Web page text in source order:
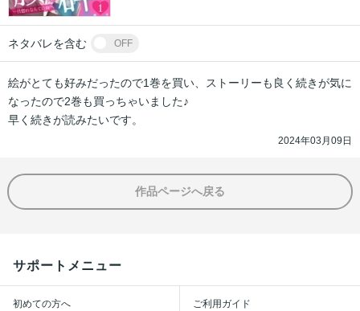
ネタバレを含む OFF
絵がとても好みだったので1巻を買い、ストーリーも良く続きが気に
なったので2巻も買っちゃいました♪
早く続きが読みたいです。
2024年03月09日
作品ページへ戻る
サポートメニュー
初めての方へ ご利用ガイド